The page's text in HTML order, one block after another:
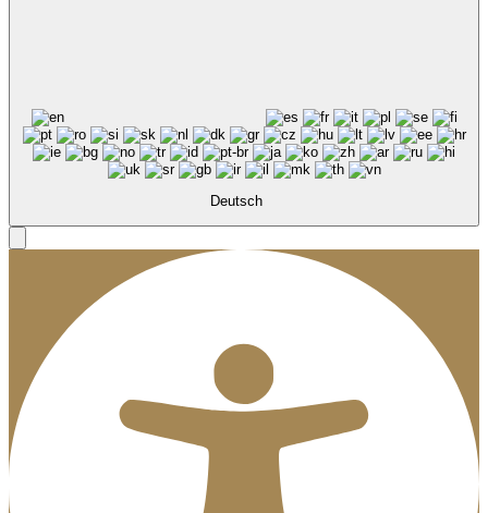
Deutsch